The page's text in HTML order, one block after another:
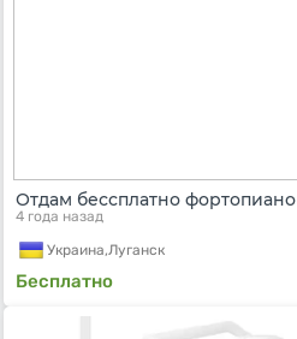
Отдам бессплатно фортопиано
4 года назад
Украина,Луганск
Бесплатно